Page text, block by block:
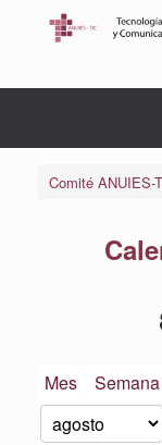
Comité ANUIES-
Mes Semana
Mes
Día
Año